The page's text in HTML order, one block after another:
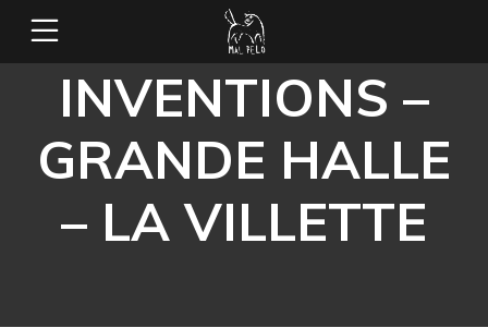
INVENTIONS –
GRANDE HALLE
– LA VILLETTE